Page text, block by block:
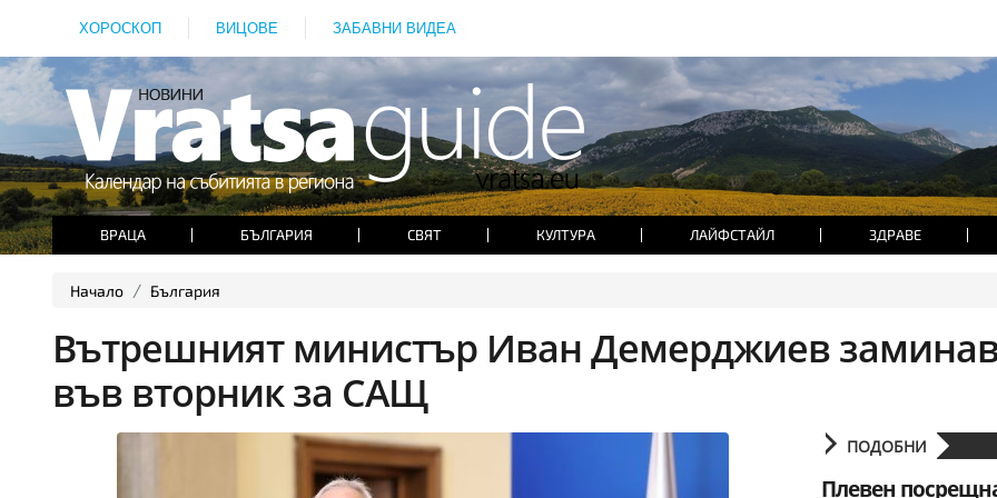
ХОРОСКОП ВИЦОВЕ ЗАБАВНИ ВИДЕА
ВРАЦА БЪЛГАРИЯ СВЯТ КУЛТУРА ЛАЙФСТАЙЛ ЗДРАВЕ
Начало България
Вътрешният министър Иван Демерджиев
във вторник за САЩ
ПОДОБНИ
Плевен